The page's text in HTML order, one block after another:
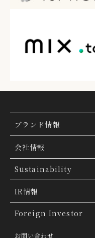
ブランド情報
ブランド検索
ブランドトピックス
「ファッションの力
THE MOVIE
会社情報
TSI トピックス
会社概要
会社沿革
グループ会社
Sustainability
IR情報
IR情報
IR トピックス
Foreign Investor
お問い合わせ